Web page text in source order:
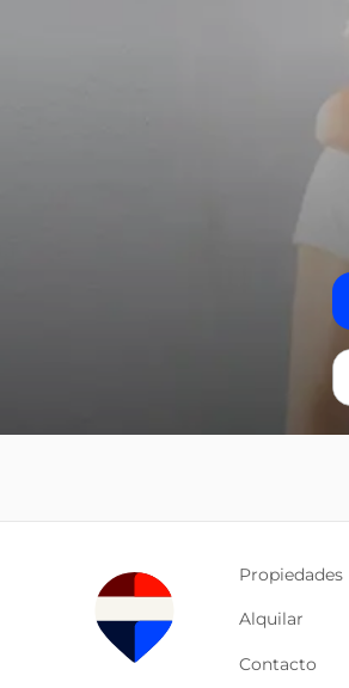
Propiedades
Alquilar
Contacto